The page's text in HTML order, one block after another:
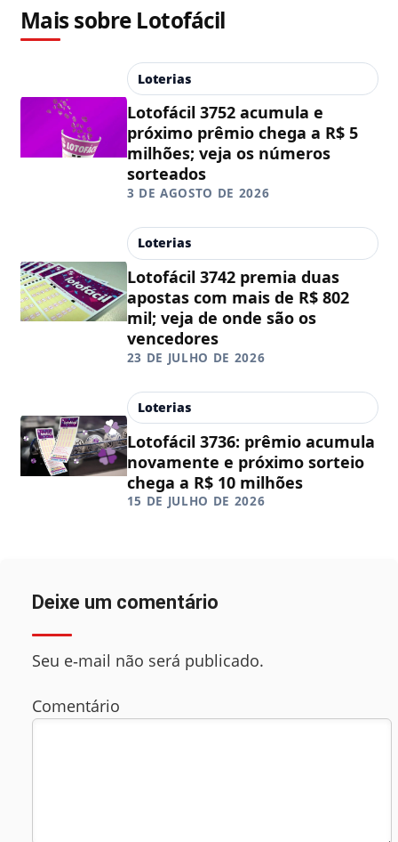
Mais sobre Lotofácil
Loterias
Lotofácil 3752 acumula e
próximo prêmio chega a R$ 5
milhões; veja os números
sorteados
3 DE AGOSTO DE 2026
Loterias
Lotofácil 3742 premia duas
apostas com mais de R$ 802
mil; veja de onde são os
vencedores
23 DE JULHO DE 2026
Loterias
Lotofácil 3736: prêmio acumula
novamente e próximo sorteio
chega a R$ 10 milhões
15 DE JULHO DE 2026
Deixe um comentário
Seu e‑mail não será publicado.
Comentário